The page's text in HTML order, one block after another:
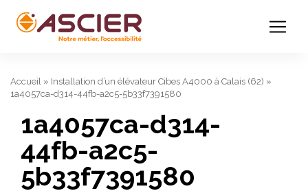
Accueil » Installation d’un élévateur Cibes A4000 à Calais (62) »
1a4057ca-d314-44fb-a2c5-5b33f7391580
1a4057ca-d314-
44fb-a2c5-
5b33f7391580